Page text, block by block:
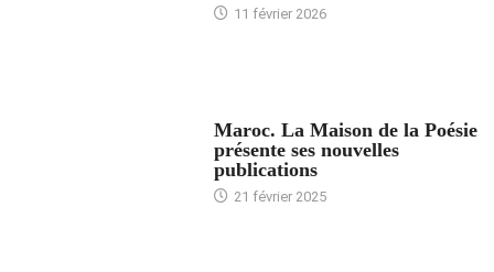
11 février 2026
Maroc. La Maison de la Poésie
présente ses nouvelles
publications
21 février 2025